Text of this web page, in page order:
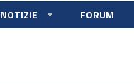
NOTIZIE FORUM